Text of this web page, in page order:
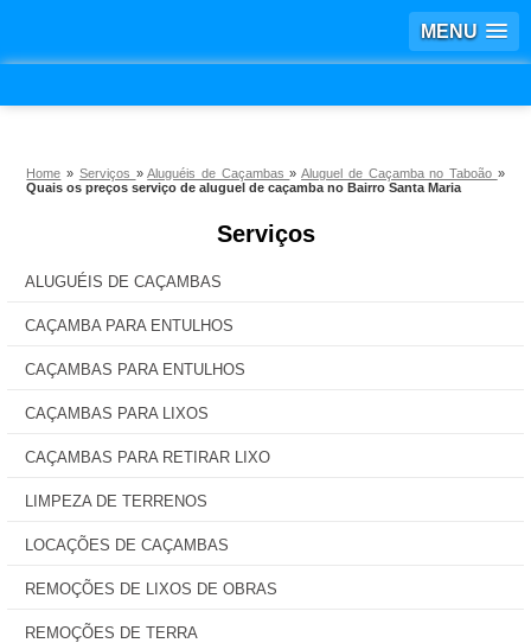
MENU
Home » Serviços »Aluguéis de Caçambas»Aluguel de Caçamba no Taboão »
Quais os preços serviço de aluguel de caçamba no Bairro Santa Maria
Serviços
ALUGUÉIS DE CAÇAMBAS
CAÇAMBA PARA ENTULHOS
CAÇAMBAS PARA ENTULHOS
CAÇAMBAS PARA LIXOS
CAÇAMBAS PARA RETIRAR LIXO
LIMPEZA DE TERRENOS
LOCAÇÕES DE CAÇAMBAS
REMOÇÕES DE LIXOS DE OBRAS
REMOÇÕES DE TERRA